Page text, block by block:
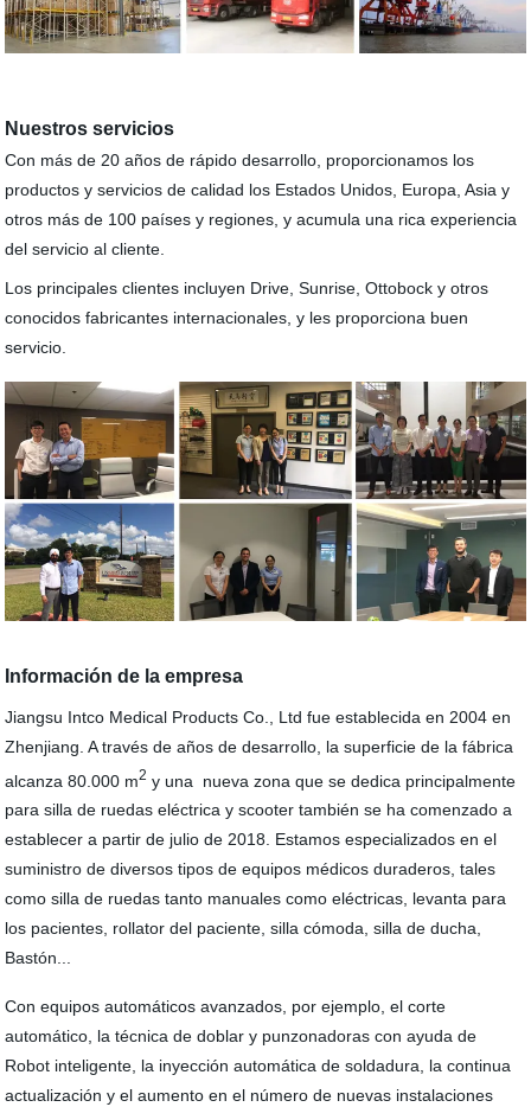
Nuestros servicios
Con más de 20 años de rápido desarrollo, proporcionamos los
productos y servicios de calidad los Estados Unidos, Europa, Asia y
otros más de 100 países y regiones, y acumula una rica experiencia
del servicio al cliente.
Los principales clientes incluyen Drive, Sunrise, Ottobock y otros
conocidos fabricantes internacionales, y les proporciona buen
servicio.
Información de la empresa
Jiangsu Intco Medical Products Co., Ltd fue establecida en 2004 en
Zhenjiang. A través de años de desarrollo, la superficie de la fábrica
alcanza 80.000 m2 y una nueva zona que se dedica principalmente
para silla de ruedas eléctrica y scooter también se ha comenzado a
establecer a partir de julio de 2018. Estamos especializados en el
suministro de diversos tipos de equipos médicos duraderos, tales
como silla de ruedas tanto manuales como eléctricas, levanta para
los pacientes, rollator del paciente, silla cómoda, silla de ducha,
Bastón...
Con equipos automáticos avanzados, por ejemplo, el corte
automático, la técnica de doblar y punzonadoras con ayuda de
Robot inteligente, la inyección automática de soldadura, la continua
actualización y el aumento en el número de nuevas instalaciones